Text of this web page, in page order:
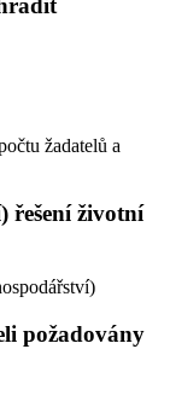
žadatelů a
řešení životní
požadovány